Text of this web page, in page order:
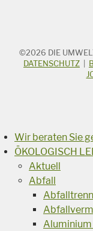
STICHWORTSUCHE
Suchbegriff
©2026 DIE
DATENSCHUTZ
Wir beraten Sie
ÖKOLOGISCH
Aktuell
Abfall
Aluminium